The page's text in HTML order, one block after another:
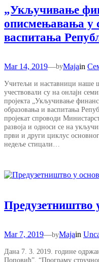
„Укључивање
описмењавања у
васпитања
Mar 14, 2019—byMajain
Учитељи и наставници наше
учествовали су на онлајн
пројекта „Укључивање
образовања и васпитања
пројекат спроводи
развоја и односи се на
први и други циклус
недеље стицали…
Предузетништво
Mar 7, 2019—byMajain
Дана 7. 3. 2019. године
Поповић”. “Програму